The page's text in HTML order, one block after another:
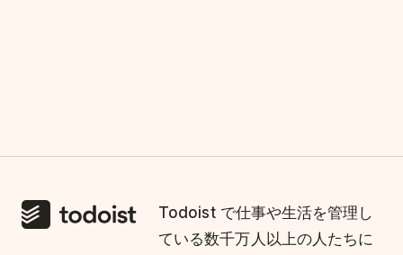
Todoist で仕事や生活を管理し
ている数千万人以上の人たちに